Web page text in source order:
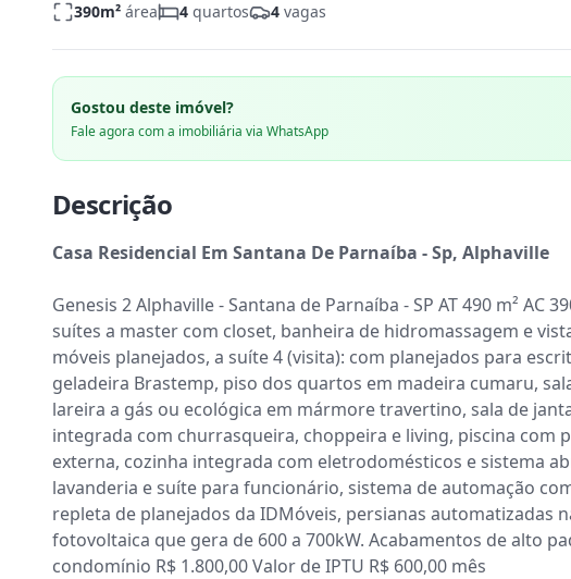
390m² área 4 quartos 4 vagas
Gostou deste imóvel?
Fale agora com a imobiliária via WhatsApp
Descrição
Casa Residencial Em Santana De Parnaíba - Sp, Alphaville
Genesis 2 Alphaville - Santana de Parnaíba - SP AT 490 m² AC
suítes a master com closet, banheira de hidromassagem e
móveis planejados, a suíte 4 (visita): com planejados para
geladeira Brastemp, piso dos quartos em madeira cumaru,
lareira a gás ou ecológica em mármore travertino, sala de
integrada com churrasqueira, choppeira e living, piscina com
externa, cozinha integrada com eletrodomésticos e sistema
lavanderia e suíte para funcionário, sistema de automação
repleta de planejados da IDMóveis, persianas automatizadas
fotovoltaica que gera de 600 a 700kW. Acabamentos de alto
condomínio R$ 1.800,00 Valor de IPTU R$ 600,00 mês